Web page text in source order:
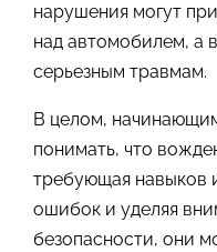
нарушения могут
над автомобилем, а
серьезным травмам.
В целом,
понимать, что
требующая навыков
ошибок и уделяя
безопасности, они